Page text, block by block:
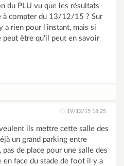
du PLU vu que les résultats
à compter du 13/12/15 ? Sur
a rien pour l'instant, mais si
peut être qu'il peut en savoir
19/12/15 18:25
ils mettre cette salle des
un grand parking entre
de place pour une salle des
face du stade de foot il y a